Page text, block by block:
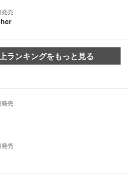
売
ランキングをもっと見る
売
売